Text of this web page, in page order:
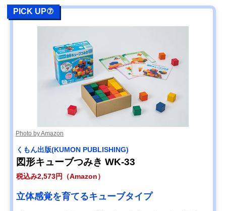
PICK UP⑦
Photo by Amazon
くもん出版(KUMON PUBLISHING)
図形キューブつみき WK-33
税込み2,573円（Amazon）
立体感覚を育てるキューブタイプ